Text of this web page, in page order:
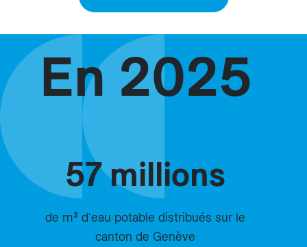
En 2025
57 millions
de m³ d'eau potable distribués sur le
canton de Genève